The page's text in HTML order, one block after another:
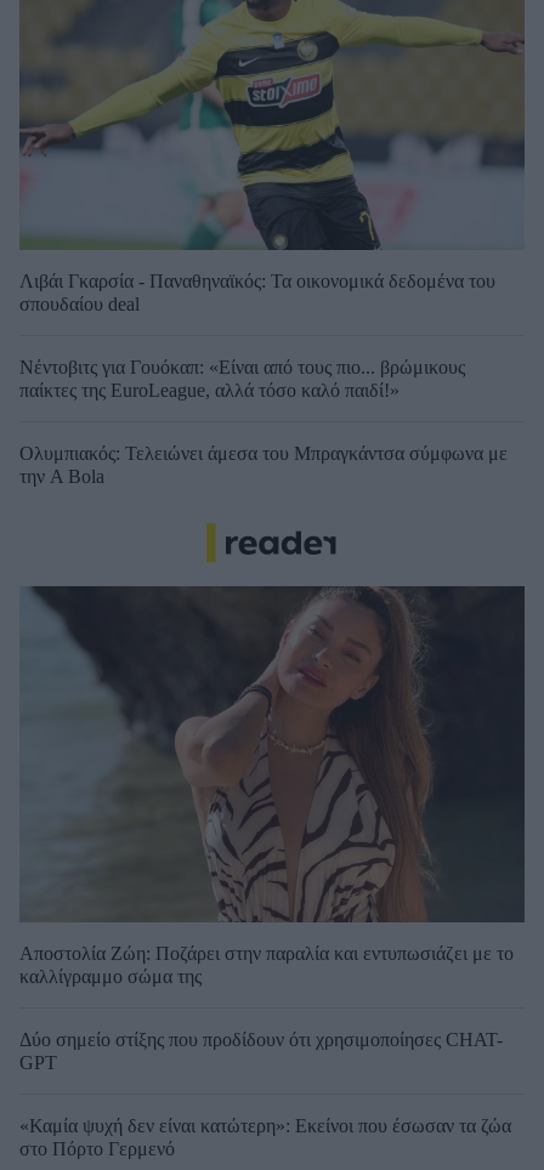
Λιβάι Γκαρσία - Παναθηναϊκός: Τα οικονομικά δεδομένα του
σπουδαίου deal
Νέντοβιτς για Γουόκαπ: «Είναι από τους πιο... βρώμικους
παίκτες της EuroLeague, αλλά τόσο καλό παιδί!»
Ολυμπιακός: Τελειώνει άμεσα του Μπραγκάντσα σύμφωνα με
την A Bola
Αποστολία Ζώη: Ποζάρει στην παραλία και εντυπωσιάζει με το
καλλίγραμμο σώμα της
Δύο σημείο στίξης που προδίδουν ότι χρησιμοποίησες CHAT-
GPT
«Καμία ψυχή δεν είναι κατώτερη»: Εκείνοι που έσωσαν τα ζώα
στο Πόρτο Γερμενό